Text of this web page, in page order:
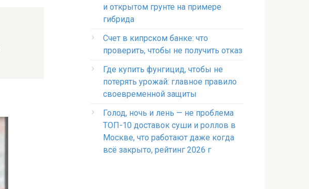
и открытом грунте на примере
гибрида
Счет в кипрском банке: что
проверить, чтобы не получить отказ
Где купить фунгицид, чтобы не
потерять урожай: главное правило
своевременной защиты
Голод, ночь и лень — не проблема
ТОП-10 доставок суши и роллов в
Москве, что работают даже когда
всё закрыто, рейтинг 2026 г